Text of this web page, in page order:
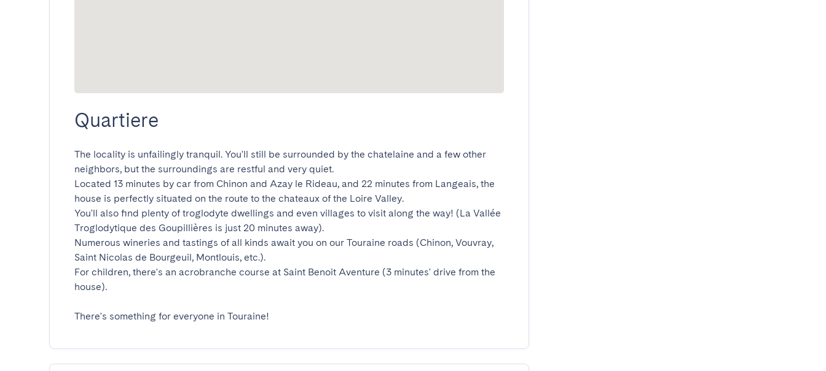
Quartiere
The locality is unfailingly tranquil. You'll still be surrounded by the chatelaine and a few other
neighbors, but the surroundings are restful and very quiet.
Located 13 minutes by car from Chinon and Azay le Rideau, and 22 minutes from Langeais, the
house is perfectly situated on the route to the chateaux of the Loire Valley.
You'll also find plenty of troglodyte dwellings and even villages to visit along the way! (La Vallée
Troglodytique des Goupillières is just 20 minutes away).
Numerous wineries and tastings of all kinds await you on our Touraine roads (Chinon, Vouvray,
Saint Nicolas de Bourgeuil, Montlouis, etc.).
For children, there's an acrobranche course at Saint Benoit Aventure (3 minutes' drive from the
house).
There's something for everyone in Touraine!